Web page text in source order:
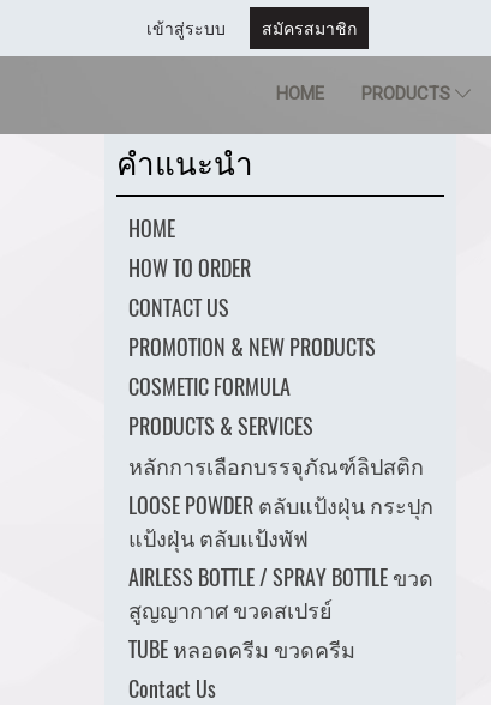
เข้าสู่ระบบ สมัครสมาชิก
HOME PRODUCTS
คำแนะนำ
HOME
HOW TO ORDER
CONTACT US
PROMOTION & NEW PRODUCTS
COSMETIC FORMULA
PRODUCTS & SERVICES
หลักการเลือกบรรจุภัณฑ์ลิปสติก
LOOSE POWDER ตลับแป้งฝุ่น กระปุก
แป้งฝุ่น ตลับแป้งพัฟ
AIRLESS BOTTLE / SPRAY BOTTLE ขวด
สูญญากาศ ขวดสเปรย์
TUBE หลอดครีม ขวดครีม
Contact Us